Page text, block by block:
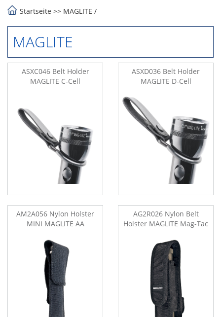
Startseite >> MAGLITE /
MAGLITE
ASXC046 Belt Holder
MAGLITE C-Cell
ASXD036 Belt Holder
MAGLITE D-Cell
AM2A056 Nylon Holster
MINI MAGLITE AA
AG2R026 Nylon Belt
Holster MAGLITE Mag-Tac